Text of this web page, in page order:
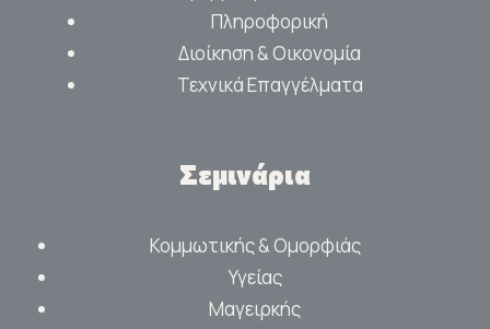
Πληροφορική
Διοίκηση & Οικονομία
Τεχνικά Επαγγέλματα
Σεμινάρια
Κομμωτικής & Ομορφιάς
Υγείας
Μαγειρκής